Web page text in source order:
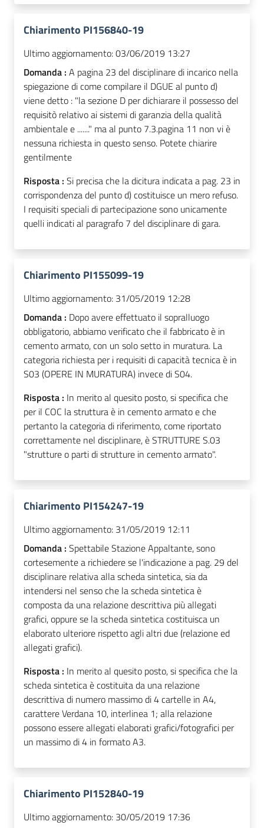
Chiarimento PI156840-19
Ultimo aggiornamento:03/06/2019 13:27
Domanda : A pagina 23 del disciplinare di incarico nella
spiegazione di come compilare il DGUE al punto d)
viene detto : "la sezione D per dichiarare il possesso del
requisitò relativo ai sistemi di garanzia della qualità
ambientale e ......." ma al punto 7.3.pagina 11 non vi è
nessuna richiesta in questo senso. Potete chiarire
gentilmente
Risposta : Si precisa che la dicitura indicata a pag. 23 in
corrispondenza del punto d) costituisce un mero refuso.
I requisiti speciali di partecipazione sono unicamente
quelli indicati al paragrafo 7 del disciplinare di gara.
Chiarimento PI155099-19
Ultimo aggiornamento: 31/05/2019 12:28
Domanda : Dopo avere effettuato il sopralluogo
obbligatorio, abbiamo verificato che il fabbricato è in
cemento armato, con un solo setto in muratura. La
categoria richiesta per i requisiti di capacità tecnica è in
S03 (OPERE IN MURATURA) invece di S04.
Risposta : In merito al quesito posto, si specifica che
per il COC la struttura è in cemento armato e che
pertanto la categoria di riferimento, come riportato
correttamente nel disciplinare, è STRUTTURE S.03
"strutture o parti di strutture in cemento armato".
Chiarimento PI154247-19
Ultimo aggiornamento: 31/05/2019 12:11
Domanda : Spettabile Stazione Appaltante, sono
cortesemente a richiedere se l'indicazione a pag. 29 del
disciplinare relativa alla scheda sintetica, sia da
intendersi nel senso che la scheda sintetica è
composta da una relazione descrittiva più allegati
grafici, oppure se la scheda sintetica costituisca un
elaborato ulteriore rispetto agli altri due (relazione ed
allegati grafici).
Risposta : In merito al quesito posto, si specifica che la
scheda sintetica è costituita da una relazione
descrittiva di numero massimo di 4 cartelle in A4,
carattere Verdana 10, interlinea 1; alla relazione
possono essere allegati elaborati grafici/fotografici per
un massimo di 4 in formato A3.
Chiarimento PI152840-19
Ultimo aggiornamento: 30/05/2019 17:36